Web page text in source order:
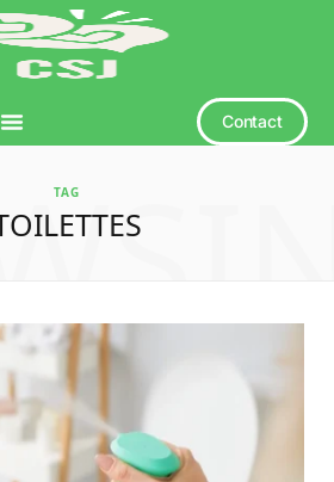
Contact
TAG